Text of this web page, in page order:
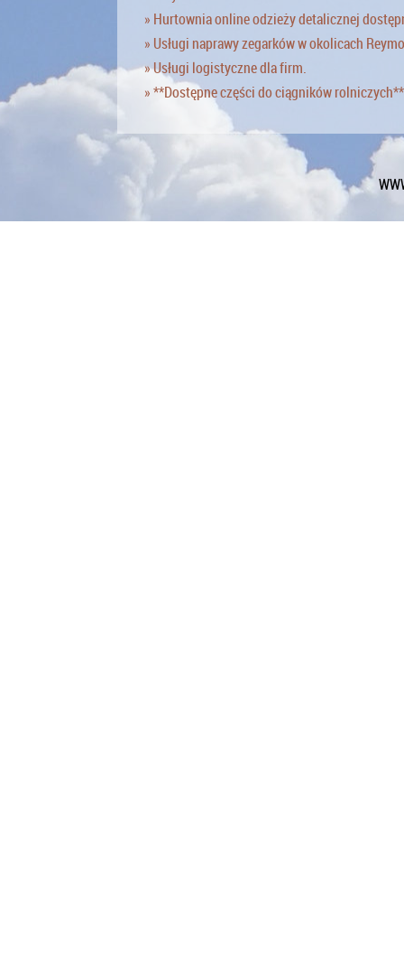
» Hurtownia online odzieży detalicznej
» Usługi naprawy zegarków w okolicach
» Usługi logistyczne dla firm.
» **Dostępne części do ciągników rolniczych**